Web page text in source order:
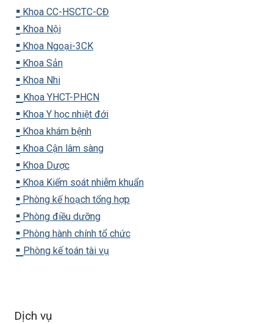
▪️ Khoa CC-HSCTC-CĐ
▪️ Khoa Nội
▪️ Khoa Ngoại-3CK
▪️ Khoa Sản
▪️ Khoa Nhi
▪️ Khoa YHCT-PHCN
▪️ Khoa Y học nhiệt đới
▪️ Khoa khám bệnh
▪️ Khoa Cận lâm sàng
▪️ Khoa Dược
▪️ Khoa Kiểm soát nhiễm khuẩn
▪️ Phòng kế hoạch tổng hợp
▪️ Phòng điều dưỡng
▪️ Phòng hành chính tổ chức
▪️ Phòng kế toán tài vụ
Dịch vụ